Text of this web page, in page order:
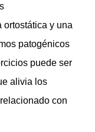
y una
patogénicos
puede ser
alivia los
con